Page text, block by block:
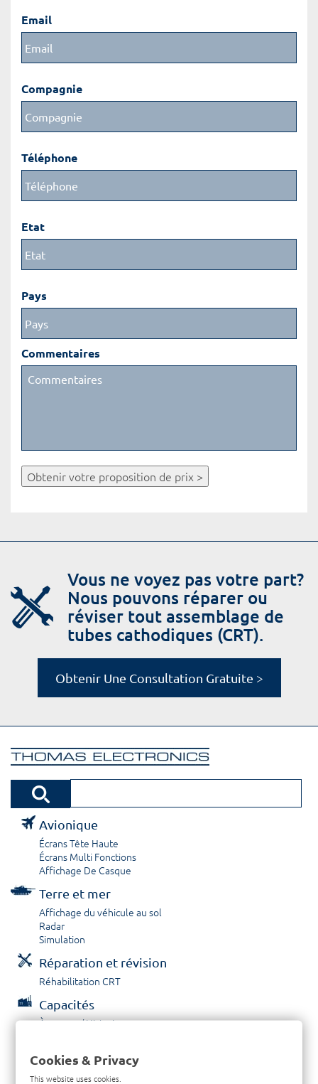
Email
Compagnie
Téléphone
Etat
Pays
Commentaires
Obtenir votre proposition de prix >
Vous ne voyez pas votre part?
Nous pouvons réparer ou
réviser tout assemblage de
tubes cathodiques (CRT).
Obtenir Une Consultation Gratuite >
Avionique
Écrans Tête Haute
Écrans Multi Fonctions
Affichage De Casque
Terre et mer
Affichage du véhicule au sol
Radar
Simulation
Réparation et révision
Réhabilitation CRT
Capacités
À propos / Historique
Contactez nous
Cookies & Privacy
This website uses cookies.